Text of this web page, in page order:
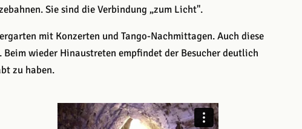
Sie sind die Verbindung „zum Licht".
mit Konzerten und Tango-Nachmittagen. Auch diese
wieder Hinaustreten empfindet der Besucher deutlich
zu haben.